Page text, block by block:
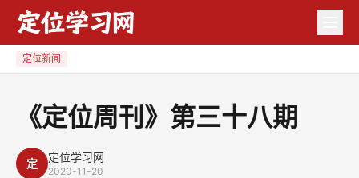
《定
定位新闻
《定位周刊》第三十八期
定 定位学习网
2020-11-20